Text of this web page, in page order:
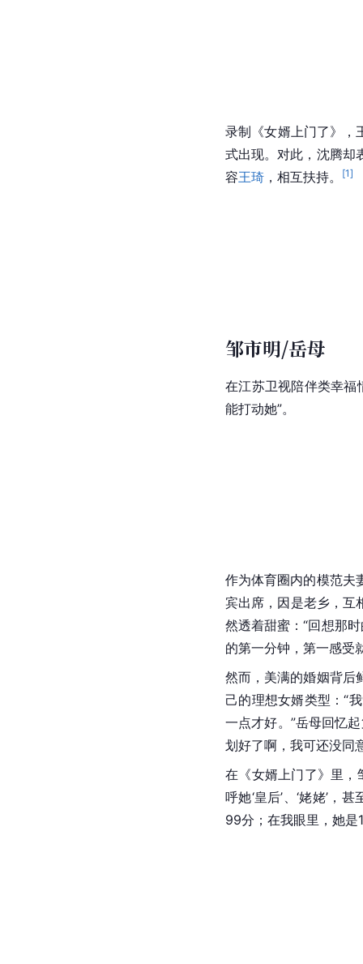
录制《女婿上门了》，
式出现。对此，沈腾却
容王琦 ，相互扶持。 [1]
邹市明/岳母
在江苏卫视陪伴类幸福
能打动她”。
作为体育圈内的模范夫
宾出席，因是老乡，互
然透着甜蜜：“回想那
的第一分钟，第一感受
然而，美满的婚姻背后
己的理想女婿类型：“
一点才好。”岳母回忆
划好了啊，我可还没同
在《女婿上门了》里，
呼她‘皇后’、‘姥姥’，
99分；在我眼里，她是